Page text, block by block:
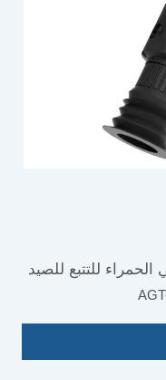
للتتبع للصيد